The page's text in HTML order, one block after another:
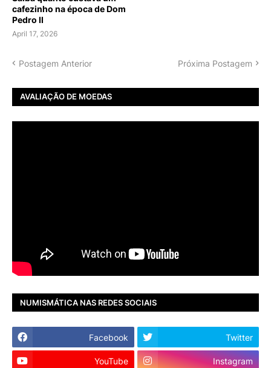
cafezinho na época de Dom
Pedro II
April 17, 2026
Postagem Anterior Próxima Postagem
AVALIAÇÃO DE MOEDAS
NUMISMÁTICA NAS REDES SOCIAIS
Facebook Twitter
YouTube Instagram